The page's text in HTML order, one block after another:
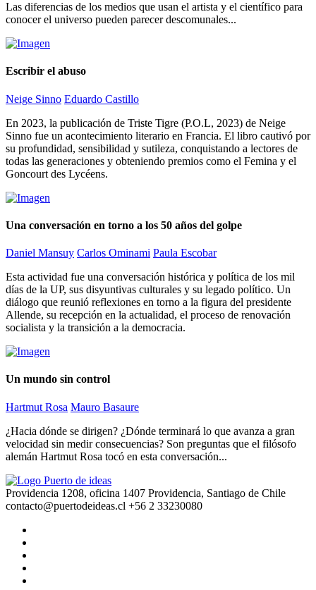
Las diferencias de los medios que usan el artista y el científico para
conocer el universo pueden parecer descomunales...
Escribir el abuso
Neige Sinno Eduardo Castillo
En 2023, la publicación de Triste Tigre (P.O.L, 2023) de Neige
Sinno fue un acontecimiento literario en Francia. El libro cautivó por
su profundidad, sensibilidad y sutileza, conquistando a lectores de
todas las generaciones y obteniendo premios como el Femina y el
Goncourt des Lycéens.
Una conversación en torno a los 50 años del golpe
Daniel Mansuy Carlos Ominami Paula Escobar
Esta actividad fue una conversación histórica y política de los mil
días de la UP, sus disyuntivas culturales y su legado político. Un
diálogo que reunió reflexiones en torno a la figura del presidente
Allende, su recepción en la actualidad, el proceso de renovación
socialista y la transición a la democracia.
Un mundo sin control
Hartmut Rosa Mauro Basaure
¿Hacia dónde se dirigen? ¿Dónde terminará lo que avanza a gran
velocidad sin medir consecuencias? Son preguntas que el filósofo
alemán Hartmut Rosa tocó en esta conversación...
Providencia 1208, oficina 1407 Providencia, Santiago de Chile
contacto@puertodeideas.cl +56 2 33230080